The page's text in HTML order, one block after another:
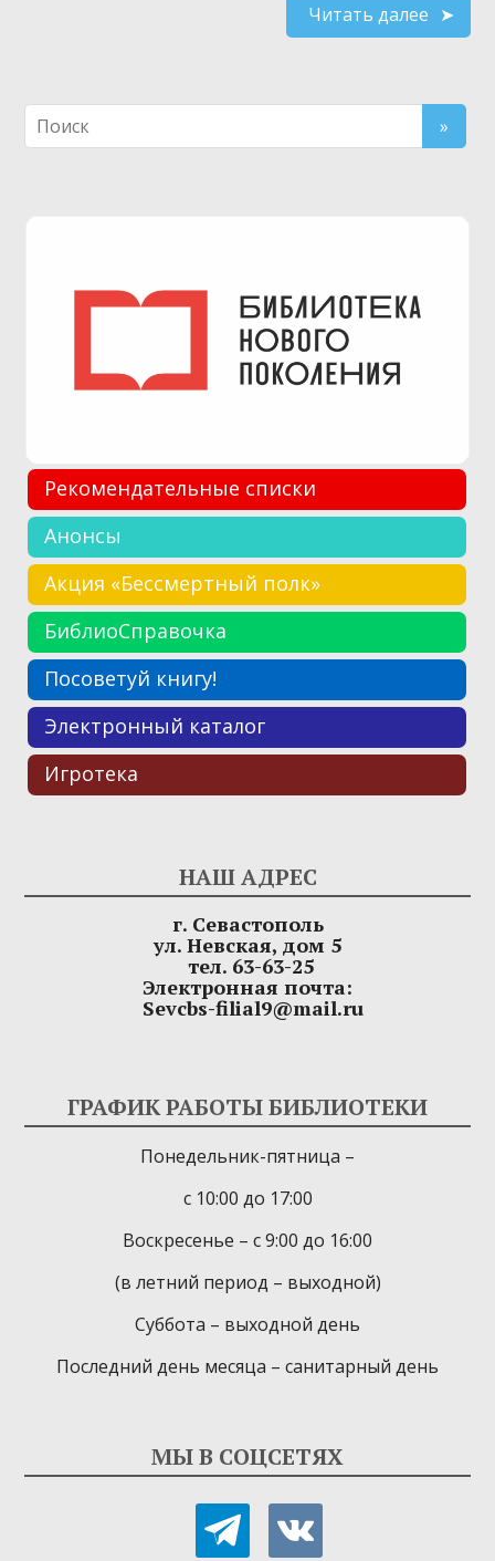
Читать далее
Рекомендательные списки
Анонсы
Акция «Бессмертный полк»
БиблиоСправочка
Посоветуй книгу!
Электронный каталог
Игротека
НАШ АДРЕС
г. Севастополь
ул. Невская, дом 5
тел. 63-63-25
Электронная почта:
Sevcbs-filial9@mail.ru
ГРАФИК РАБОТЫ БИБЛИОТЕКИ
Понедельник-пятница –
с 10:00 до 17:00
Воскресенье – с 9:00 до 16:00
(в летний период – выходной)
Суббота – выходной день
Последний день месяца – санитарный день
МЫ В СОЦСЕТЯХ
telegramvkontakte